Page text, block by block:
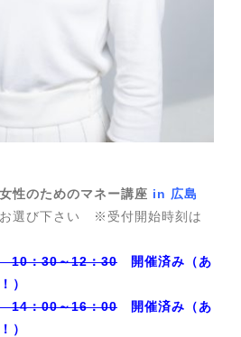
性のためのマネー講座 in 広島
び下さい ※受付開始時刻は
：30～12：30 開催済み（あ
）
：00～16：00 開催済み（あ
）